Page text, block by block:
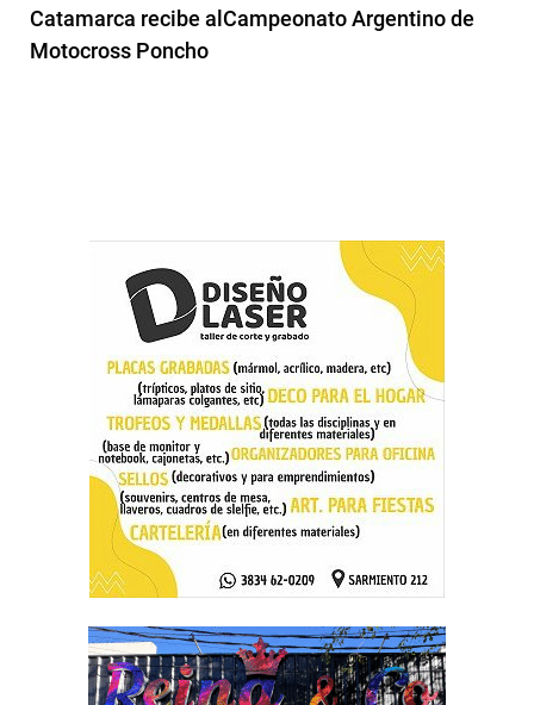
Catamarca recibe alCampeonato Argentino de
Motocross Poncho